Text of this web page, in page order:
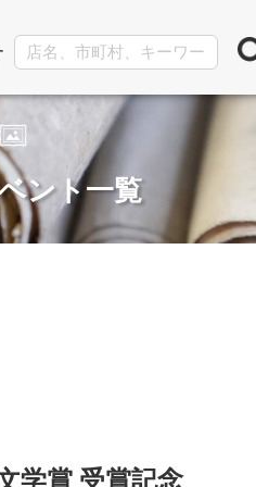
ント一覧
学賞 受賞記念